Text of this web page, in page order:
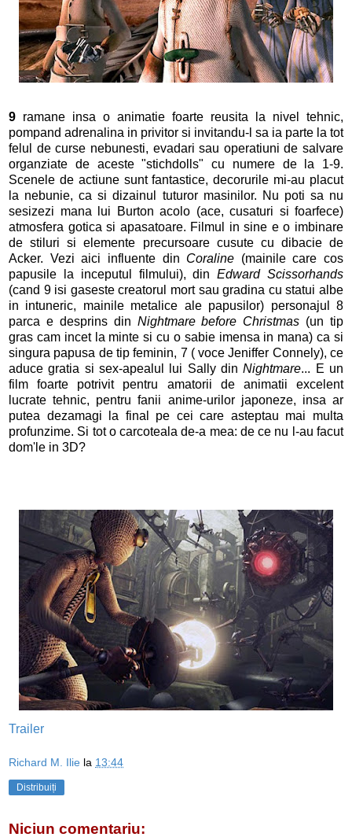
9 ramane insa o animatie foarte reusita la nivel tehnic,
pompand adrenalina in privitor si invitandu-l sa ia parte la tot
felul de curse nebunesti, evadari sau operatiuni de salvare
organziate de aceste "stichdolls" cu numere de la 1-9.
Scenele de actiune sunt fantastice, decorurile mi-au placut
la nebunie, ca si dizainul tuturor masinilor. Nu poti sa nu
sesizezi mana lui Burton acolo (ace, cusaturi si foarfece)
atmosfera gotica si apasatoare. Filmul in sine e o imbinare
de stiluri si elemente precursoare cusute cu dibacie de
Acker. Vezi aici influente din Coraline (mainile care cos
papusile la inceputul filmului), dinEdward Scissorhands
(cand 9 isi gaseste creatorul mort sau gradina cu statui albe
in intuneric, mainile metalice ale papusilor) personajul 8
parca e desprins din Nightmare before Christmas (un tip
gras cam incet la minte si cu o sabie imensa in mana) ca si
singura papusa de tip feminin, 7 ( voce Jeniffer Connely), ce
aduce gratia si sex-apealul lui Sally dinNightmare... E un
film foarte potrivit pentru amatorii de animatii excelent
lucrate tehnic, pentru fanii anime-urilor japoneze, insa ar
putea dezamagi la final pe cei care asteptau mai multa
profunzime. Si tot o carcoteala de-a mea: de ce nu l-au facut
dom'le in 3D?
Trailer
Richard M. Ilie la 13:44
Distribuiți
Niciun comentariu: